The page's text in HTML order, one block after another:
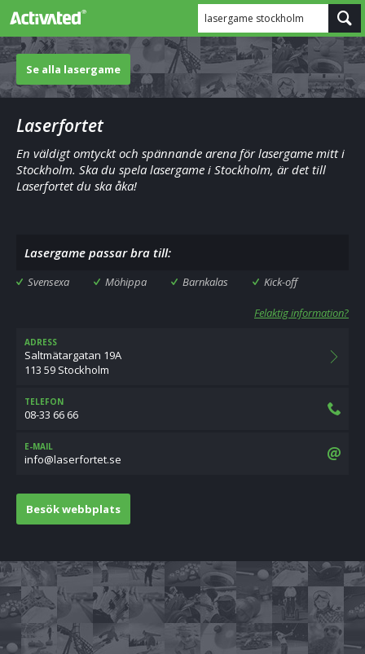
lasergame stockholm
Se alla lasergame
Laserfortet
En väldigt omtyckt och spännande arena för lasergame mitt i
Stockholm. Ska du spela lasergame i Stockholm, är det till
Laserfortet du ska åka!
Lasergame passar bra till:
Svensexa Möhippa Barnkalas Kick-off
Felaktig information?
ADRESS
Saltmätargatan 19A
113 59 Stockholm
TELEFON
08-33 66 66
E-MAIL
es.tetrofresal@ofni
Besök webbplats